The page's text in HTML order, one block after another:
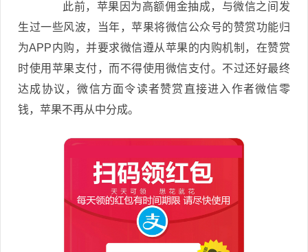
此前，苹果因为高额佣金抽成，与微信之间发
生过一些风波，当年，苹果将微信公众号的赞赏功能归
为APP内购，并要求微信遵从苹果的内购机制，在赞赏
时使用苹果支付，而不得使用微信支付。不过还好最终
达成协议，微信方面令读者赞赏直接进入作者微信零
钱，苹果不再从中分成。